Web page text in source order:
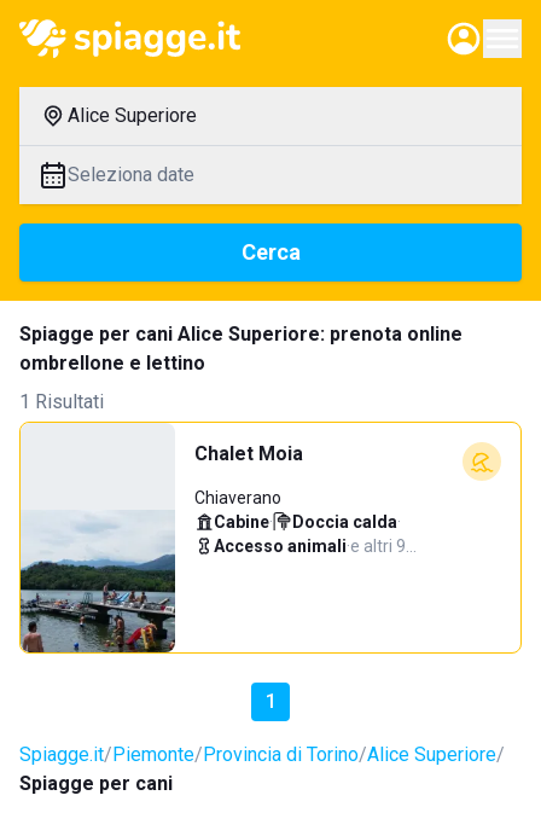
Alice Superiore
Seleziona date
Cerca
Spiagge per cani Alice Superiore: prenota online
ombrellone e lettino
1 Risultati
Chalet Moia
Chiaverano
Cabine· Doccia calda·
Accesso animali·e altri 9…
1
Spiagge.it Piemonte Provincia di Torino Alice Superiore
Spiagge per cani